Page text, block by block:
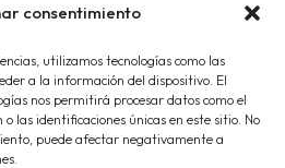
consentimiento
utilizamos tecnologías como las
a la información del dispositivo. El
nos permitirá procesar datos como el
las identificaciones únicas en este sitio. No
puede afectar negativamente a
Info
Legal
de Privacidad